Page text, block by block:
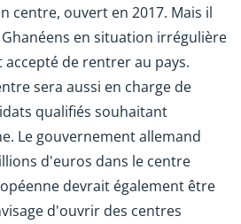
centre, ouvert en 2017. Mais il
en situation irrégulière
accepté de rentrer au pays.
sera aussi en charge de
qualifiés souhaitant
Le gouvernement allemand
d'euros dans le centre
devrait également être
d'ouvrir des centres